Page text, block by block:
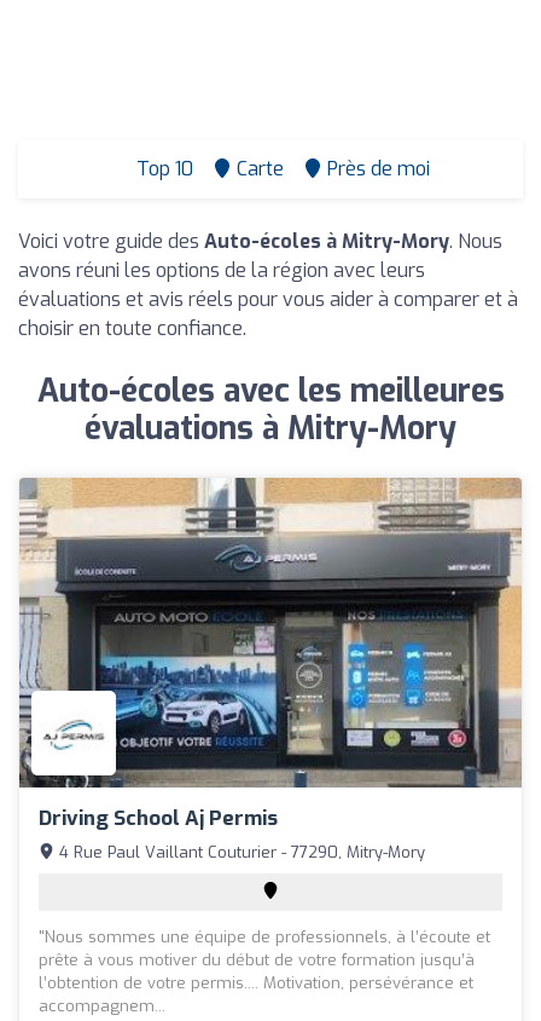
Top 10 Carte Près de moi
Voici votre guide des Auto-écoles à Mitry-Mory. Nous
avons réuni les options de la région avec leurs
évaluations et avis réels pour vous aider à comparer et à
choisir en toute confiance.
Auto-écoles avec les meilleures
évaluations à Mitry-Mory
Driving School Aj Permis
4 Rue Paul Vaillant Couturier - 77290, Mitry-Mory
"Nous sommes une équipe de professionnels, à l’écoute et
prête à vous motiver du début de votre formation jusqu’à
l’obtention de votre permis.... Motivation, persévérance et
accompagnem...